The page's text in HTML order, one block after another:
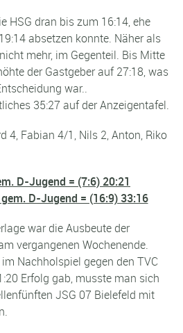
HSG dran bis zum 16:14, ehe
absetzen konnte. Näher als
mehr, im Gegenteil. Bis Mitte
der Gastgeber auf 27:18, was
war..
35:27 auf der Anzeigentafel.
4, Fabian 4/1, Nils 2, Anton, Riko
D-Jugend = (7:6) 20:21
D-Jugend = (16:9) 33:16
war die Ausbeute der
vergangenen Wochenende.
Nachholspiel gegen den TVC
Erfolg gab, musste man sich
JSG 07 Bielefeld mit